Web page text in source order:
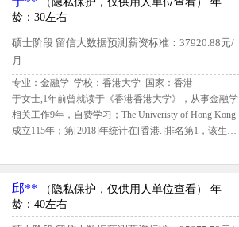
龄：30左右
硕士阶段 留信大数据预测薪资标准：37920.88元/
月
专业：金融学 学校：香港大学 国家：香港
于女士,1年前曾就读于《香港香港大学》，从事金融学
相关工作9年，自费学习；The Univeristy of Hong Kong
成立115年；第[2018]年统计在[香港.]排名第1，该生出
3,留信网评定于女士B级留学生专业人才
邱** （隐私保护，仅供用人单位查看）
年
龄：40左右